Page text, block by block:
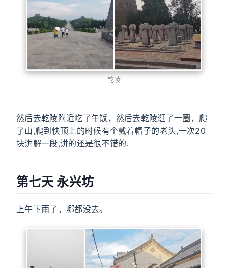
乾陵
然后去乾陵附近吃了午饭，然后去乾陵逛了一圈，爬
了山,爬到快顶上的时候有个戴着帽子的老头,一次20
块讲解一段,讲的还是很不错的.
第七天 永兴坊
上午下雨了，哪都没去。